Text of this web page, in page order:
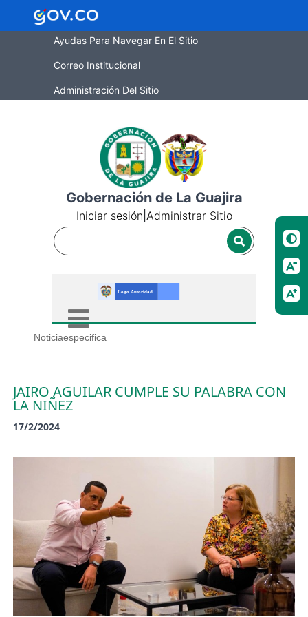
Ayudas Para Navegar En El Sitio
Correo Institucional
Administración Del Sitio
Gobernación de La Guajira
Iniciar sesión Administrar Sitio
Noticiaespecifica
JAIRO AGUILAR CUMPLE SU PALABRA CON
LA NIÑEZ
17/2/2024